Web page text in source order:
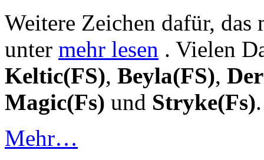
Weitere Zeichen dafür,
unter mehr lesen . Vielen
Keltic(FS), Beyla(FS),
Magic(Fs) und Stryke(Fs).
Mehr…